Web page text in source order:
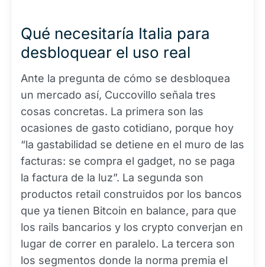
Qué necesitaría Italia para
desbloquear el uso real
Ante la pregunta de cómo se desbloquea
un mercado así, Cuccovillo señala tres
cosas concretas. La primera son las
ocasiones de gasto cotidiano, porque hoy
“la gastabilidad se detiene en el muro de las
facturas: se compra el gadget, no se paga
la factura de la luz”. La segunda son
productos retail construidos por los bancos
que ya tienen Bitcoin en balance, para que
los rails bancarios y los crypto converjan en
lugar de correr en paralelo. La tercera son
los segmentos donde la norma premia el